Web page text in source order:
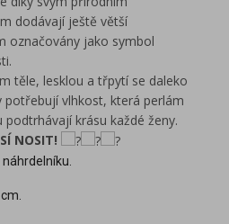
dodávají ještě větší
označovány jako symbol
těle, lesklou a třpytí se daleko
potřebují vlhkost, která perlám
podtrhávají krásu každé ženy.
NOSIT!